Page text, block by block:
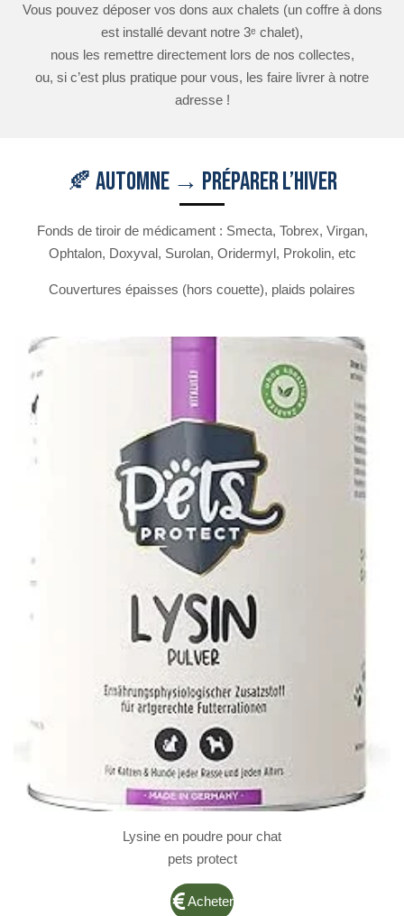
Vous pouvez déposer vos dons aux chalets (un coffre à dons
est installé devant notre 3ᵉ chalet),
nous les remettre directement lors de nos collectes,
ou, si c’est plus pratique pour vous, les faire livrer à notre
adresse !
🍂 Automne → préparer l’hiver
Fonds de tiroir de médicament : Smecta, Tobrex, Virgan,
Ophtalon, Doxyval, Surolan, Oridermyl, Prokolin, etc
Couvertures épaisses (hors couette), plaids polaires
Lysine en poudre pour chat
pets protect
Acheter